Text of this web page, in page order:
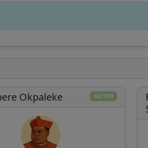
42/100
Okpaleke
Spenden Später